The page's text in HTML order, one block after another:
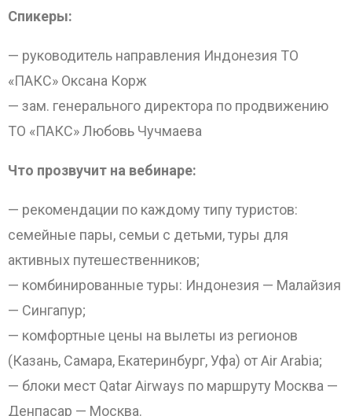
Спикеры:
— руководитель направления Индонезия ТО
«ПАКС» Оксана Корж
— зам. генерального директора по продвижению
ТО «ПАКС» Любовь Чучмаева
Что прозвучит на вебинаре:
— рекомендации по каждому типу туристов:
семейные пары, семьи с детьми, туры для
активных путешественников;
— комбинированные туры: Индонезия — Малайзия
— Сингапур;
— комфортные цены на вылеты из регионов
(Казань, Самара, Екатеринбург, Уфа) от Air Arabia;
— блоки мест Qatar Airways по маршруту Москва —
Денпасар — Москва.